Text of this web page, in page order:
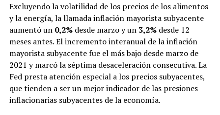
Excluyendo la volatilidad de los precios de los alimentos
y la energía, la llamada inflación mayorista subyacente
aumentó un 0,2%desde marzo y un 3,2% desde 12
meses antes. El incremento interanual de la inflación
mayorista subyacente fue el más bajo desde marzo de
2021 y marcó la séptima desaceleración consecutiva. La
Fed presta atención especial a los precios subyacentes,
que tienden a ser un mejor indicador de las presiones
inflacionarias subyacentes de la economía.